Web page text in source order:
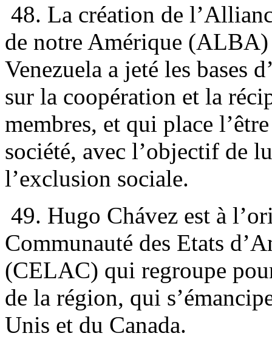
48. La création de
de notre Amérique
Venezuela a jeté les bases
sur la coopération et la
membres, et qui place
société, avec l’objectif de
l’exclusion sociale.
49. Hugo Chávez est à
Communauté des Etats
(CELAC) qui regroupe
de la région, qui
Unis et du Canada.